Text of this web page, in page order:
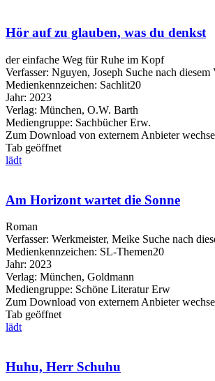
Hör auf zu glauben, was du denkst
der einfache Weg für Ruhe im Kopf
Verfasser: Nguyen, Joseph Suche nach diesem
Medienkennzeichen: Sachlit20
Jahr: 2023
Verlag: München, O.W. Barth
Mediengruppe: Sachbücher Erw.
Zum Download von externem Anbieter
Tab geöffnet
lädt
Am Horizont wartet die Sonne
Roman
Verfasser: Werkmeister, Meike Suche nach
Medienkennzeichen: SL-Themen20
Jahr: 2023
Verlag: München, Goldmann
Mediengruppe: Schöne Literatur Erw
Zum Download von externem Anbieter
Tab geöffnet
lädt
Huhu, Herr Schuhu